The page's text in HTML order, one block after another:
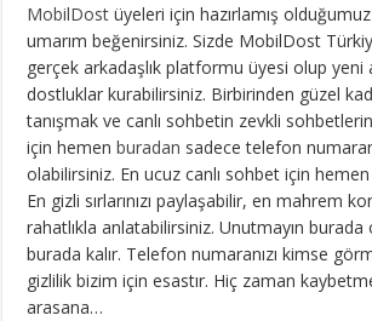
MobilDost üyeleri için hazırlamış
umarım beğenirsiniz. Sizde MobilDost
gerçek arkadaşlık platformu üyesi olup yeni
dostluklar kurabilirsiniz. Birbirinden güzel
tanışmak ve canlı sohbetin zevkli
için hemenburadan sadece telefon
olabilirsiniz. En ucuz canlı sohbet için
En gizli sırlarınızı paylaşabilir, en mahrem
rahatlıkla anlatabilirsiniz. Unutmayın burada
burada kalır. Telefon numaranızı kimse
gizlilik bizim için esastır. Hiç zaman
arasana…